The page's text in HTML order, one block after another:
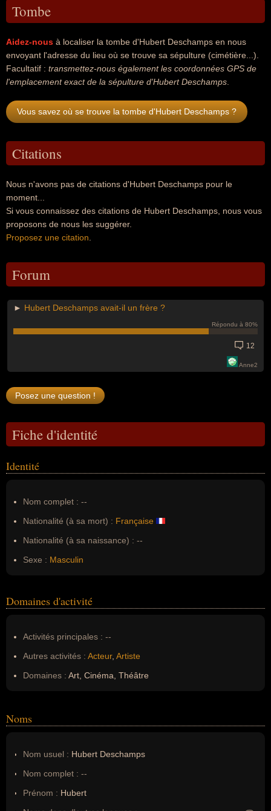
Tombe
Aidez-nous à localiser la tombe d'Hubert Deschamps en nous
envoyant l'adresse du lieu où se trouve sa sépulture (cimétière...).
Facultatif : transmettez-nous également les coordonnées GPS de
l'emplacement exact de la sépulture d'Hubert Deschamps
Vous savez où se trouve la tombe d'Hubert Deschamps ?
Citations
Nous n'avons pas de citations d'Hubert Deschamps pour le
moment...
Si vous connaissez des citations de Hubert Deschamps, nous vous
proposons de nous les suggérer.
Proposez une citation
Forum
► Hubert Deschamps avait-il un frère ?
Répondu à 80%
12
Anne2
Fiche d'identité
Identité
Nom complet : --
Nationalité (à sa mort) : Française
Nationalité (à sa naissance) : --
Sexe : Masculin
Domaines d'activité
Activités principales : --
Autres activités : Acteur, Artiste
Domaines : Art, Cinéma, Théâtre
Noms
Nom usuel : Hubert Deschamps
Nom complet : --
Prénom : Hubert